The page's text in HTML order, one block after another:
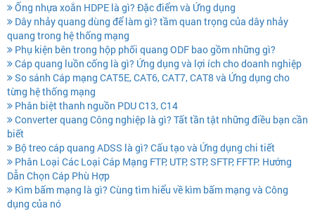
Ống nhựa xoắn HDPE là gì? Đặc điểm và Ứng dụng
Dây nhảy quang dùng để làm gì? tầm quan trọng của dây nhảy
quang trong hệ thống mạng
Phụ kiện bên trong hộp phối quang ODF bao gồm những gì?
Cáp quang luồn cống là gì? Ứng dụng và lợi ích cho doanh nghiệp
So sánh Cáp mạng CAT5E, CAT6, CAT7, CAT8 và Ứng dụng cho
từng hệ thống mạng
Phân biệt thanh nguồn PDU C13, C14
Converter quang Công nghiệp là gì? Tất tần tật những điều bạn cần
biết
Bộ treo cáp quang ADSS là gì? Cấu tạo và Ứng dụng chi tiết
Phân Loại Các Loại Cáp Mạng FTP, UTP, STP, SFTP, FFTP: Hướng
Dẫn Chọn Cáp Phù Hợp
Kìm bấm mạng là gì? Cùng tìm hiểu về kìm bấm mạng và Công
dụng của nó